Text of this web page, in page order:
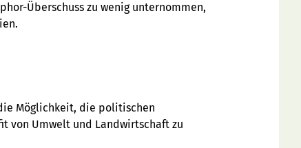
Überschuss zu wenig unternommen,
Möglichkeit, die politischen
von Umwelt und Landwirtschaft zu